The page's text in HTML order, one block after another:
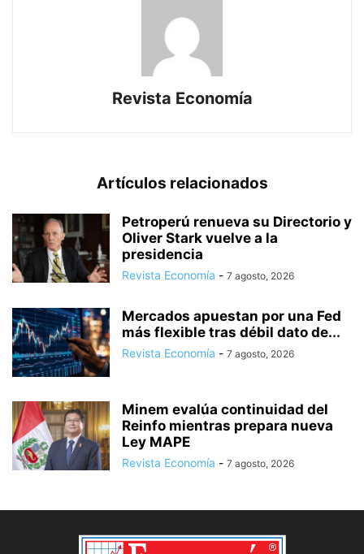
Revista Economía
Artículos relacionados
Petroperú renueva su Directorio y
Oliver Stark vuelve a la
presidencia
Revista Economía - 7 agosto, 2026
Mercados apuestan por una Fed
más flexible tras débil dato de...
Revista Economía - 7 agosto, 2026
Minem evalúa continuidad del
Reinfo mientras prepara nueva
Ley MAPE
Revista Economía - 7 agosto, 2026